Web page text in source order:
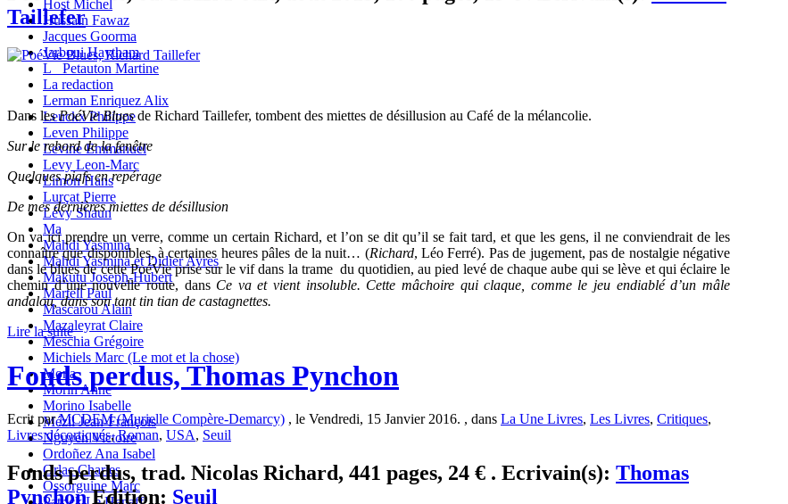
Host Michel
Hussain Fawaz
Jacques Goorma
Jarboui Haytham
L_ Petauton Martine
La redaction
Lerman Enriquez Alix
Leuckx Philippe
Leven Philippe
Levine Emmanuel
Levy Leon-Marc
Limon Hans
Lurçat Pierre
Lévy Shaun
Ma
Mahdi Yasmina
Mahdi Yasmina et Didier Ayres
Makutu Joseph-Hubert
Martell Paul
Mascarou Alain
Mazaleyrat Claire
Meschia Grégoire
Michiels Marc (Le mot et la chose)
Mona
Morin Anne
Morino Isabelle
Mézil Jean-François
Nguyen Victoire
Ordoñez Ana Isabel
Orlac Charles
Ossorguine Marc
Taillefer
Dans lesPoéVie Bluesde Richard Taillefer, tombent des miettes de désillusion au Café de la mélancolie.
Sur le rebord de la fenêtre
Quelques piafs en repérage
De mes dernières miettes de désillusion
On va ici prendre un verre, comme un certain Richard, et l’on se dit qu’il se fait tard, et que les gens, il ne conviendrait de les
connaître que disponibles, à certaines heures pâles de la nuit… (Richard, Léo Ferré). Pas de jugement, pas de nostalgie négative
dans le blues de cette PoéVie prise sur le vif dans la trame du quotidien, au pied levé de chaque aube qui se lève et qui éclaire le
chemin d’une nouvelle route, dans Ce va et vient insoluble. Cette mâchoire qui claque, comme le jeu endiablé d’un mâle
andalou, dans son tant tin tian de castagnettes.
Lire la suite
Fonds perdus, Thomas Pynchon
Ecrit parMCDEM (Murielle Compère-Demarcy) , le Vendredi, 15 Janvier 2016. , dans La Une Livres, Les Livres, Critiques,
Livres décortiqués,Roman, USA, Seuil
Fonds perdus, trad. Nicolas Richard, 441 pages, 24 € . Ecrivain(s): Thomas
PynchonEdition: Seuil